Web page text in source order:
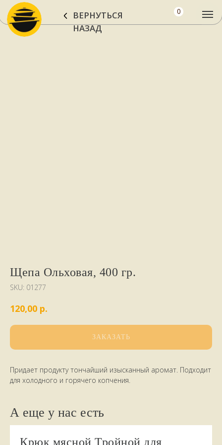
ВЕРНУТЬСЯ
НАЗАД
Щепа Ольховая, 400 гр.
SKU: 01277
120,00 р.
ЗАКАЗАТЬ
Придает продукту тончайший изысканный аромат. Подходит
для холодного и горячего копчения.
А еще у нас есть
Крюк мясной Тройной для